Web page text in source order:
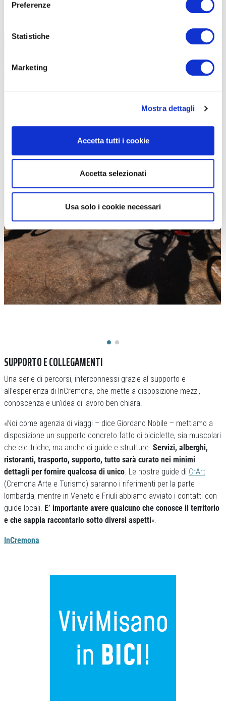
Preferenze
Statistiche
Marketing
Mostra dettagli
Accetta tutti i cookie
Accetta selezionati
Usa solo i cookie necessari
gustare e conoscere, ma con i giusti tempi e modi. Apprezzando in
centro del progetto
SUPPORTO E COLLEGAMENTI
Una serie di percorsi, interconnessi grazie al supporto e
all’esperienza di InCremona, che mette a disposizione mezzi,
conoscenza e un’idea di lavoro ben chiara.
«Noi come agenzia di viaggi – dice Giordano Nobile – mettiamo a
disposizione un supporto concreto fatto di biciclette, sia muscolari
che elettriche, ma anche di guide e strutture. Servizi, alberghi,
ristoranti, trasporto, supporto, tutto sarà curato nei minimi
dettagli per fornire qualcosa di unico. Le nostre guide di CrArt
(Cremona Arte e Turismo) saranno i riferimenti per la parte
lombarda, mentre in Veneto e Friuli abbiamo avviato i contatti con
guide locali. E’ importante avere qualcuno che conosce il territorio
e che sappia raccontarlo sotto diversi aspetti».
InCremona